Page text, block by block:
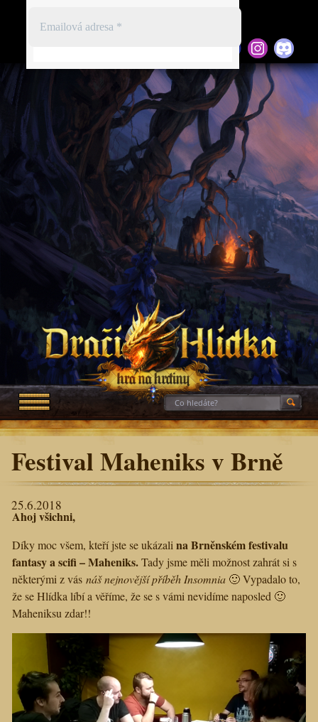
Festival Maheniks v Brně
25.6.2018
Ahoj všichni,
Díky moc všem, kteří jste se ukázali na Brněnském festivalu
fantasy a scifi – Maheniks.Tady jsme měli možnost zahrát si s
některými z vás náš nejnovější příběh Insomnia 🙂 Vypadalo to,
že se Hlídka líbí a věříme, že se s vámi nevidíme naposled 🙂
Maheniksu zdar!!